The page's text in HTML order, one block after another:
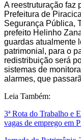
A reestruturação faz
Prefeitura de
Segurança Pública,
prefeito Helinho
guardas atualmente
patrimonial, para o
redistribuição será
sistemas de
alarmes, que
Leia Também:
3ª Rota do Trabalho e
vagas de emprego em